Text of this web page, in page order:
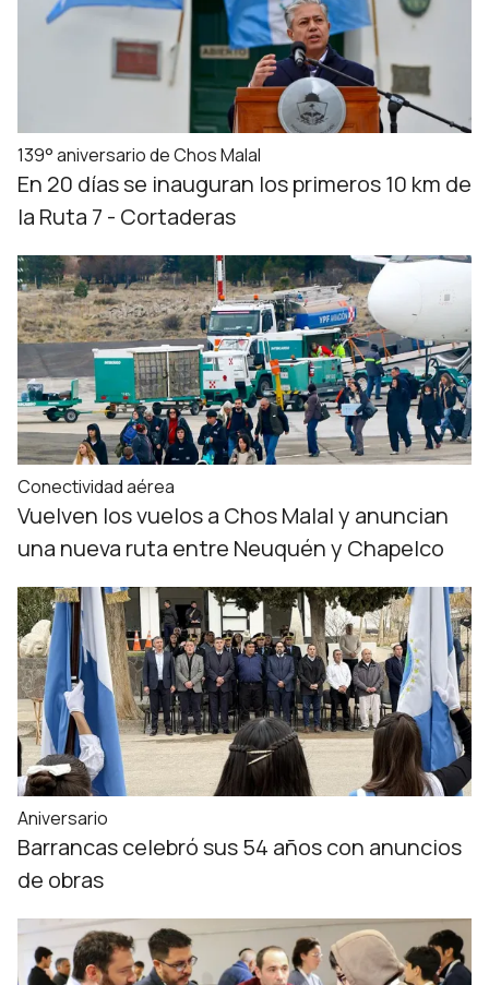
139° aniversario de Chos Malal
En 20 días se inauguran los primeros 10 km de
la Ruta 7 - Cortaderas
Conectividad aérea
Vuelven los vuelos a Chos Malal y anuncian
una nueva ruta entre Neuquén y Chapelco
Aniversario
Barrancas celebró sus 54 años con anuncios
de obras